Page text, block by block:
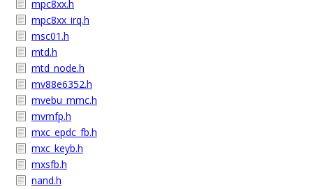
mpc8xx.h
mpc8xx_irq.h
msc01.h
mtd.h
mtd_node.h
mv88e6352.h
mvebu_mmc.h
mvmfp.h
mxc_epdc_fb.h
mxc_keyb.h
mxsfb.h
nand.h